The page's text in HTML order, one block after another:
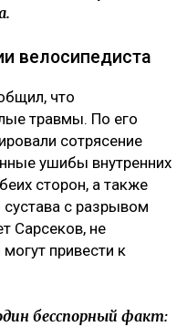
велосипедиста
что
травмы. По его
сотрясение
ушибы внутренних
сторон, а также
с разрывом
Сарсеков, не
привести к
бесспорный факт: